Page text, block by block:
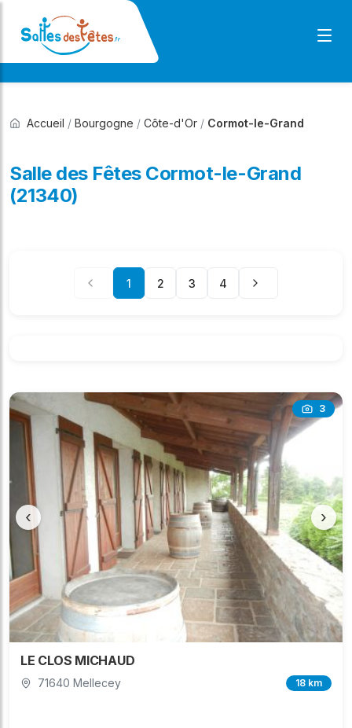
Accueil / Bourgogne / Côte-d'Or / Cormot-le-Grand
Salle des Fêtes Cormot-le-Grand
(21340)
1 2 3 4
3
‹ ›
LE CLOS MICHAUD
71640 Mellecey 18 km